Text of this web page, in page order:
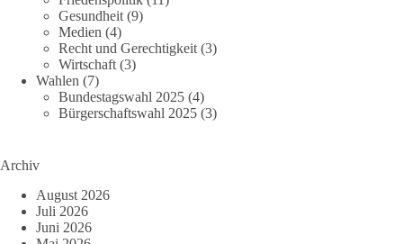
Gesundheit(9)
Medien (4)
Recht und Gerechtigkeit(3)
Wirtschaft(3)
Wahlen (7)
Bundestagswahl 2025 (4)
Bürgerschaftswahl 2025 (3)
Archiv
August 2026
Juli 2026
Juni 2026